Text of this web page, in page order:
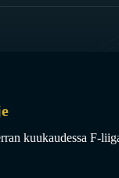
kuukaudessa F-